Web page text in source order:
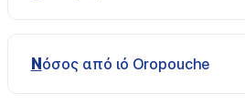
Νόσος από ιό Οropouche